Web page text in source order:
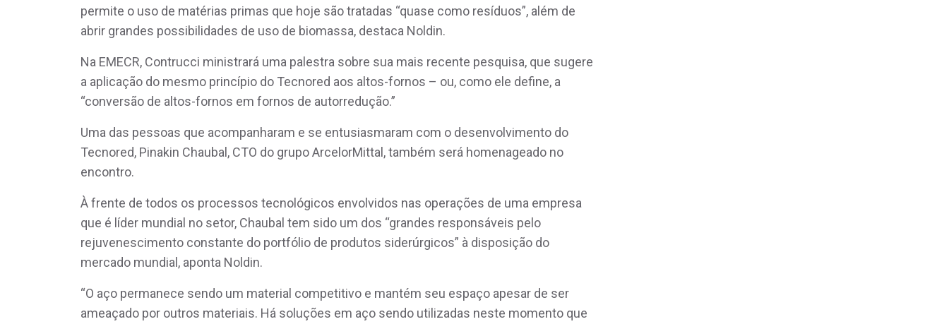
permite o uso de matérias primas que hoje são tratadas “quase como resíduos”, além de
abrir grandes possibilidades de uso de biomassa, destaca Noldin.
Na EMECR, Contrucci ministrará uma palestra sobre sua mais recente pesquisa, que sugere
a aplicação do mesmo princípio do Tecnored aos altos-fornos – ou, como ele define, a
“conversão de altos-fornos em fornos de autorredução.”
Uma das pessoas que acompanharam e se entusiasmaram com o desenvolvimento do
Tecnored, Pinakin Chaubal, CTO do grupo ArcelorMittal, também será homenageado no
encontro.
À frente de todos os processos tecnológicos envolvidos nas operações de uma empresa
que é líder mundial no setor, Chaubal tem sido um dos “grandes responsáveis pelo
rejuvenescimento constante do portfólio de produtos siderúrgicos” à disposição do
mercado mundial, aponta Noldin.
“O aço permanece sendo um material competitivo e mantém seu espaço apesar de ser
ameaçado por outros materiais. Há soluções em aço sendo utilizadas neste momento que